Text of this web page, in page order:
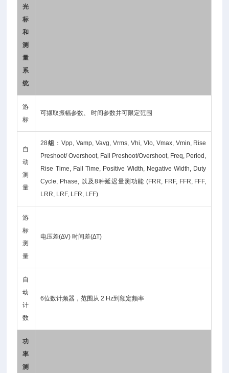
光
标
和
测
量
系
统
游
标
可撷取振幅参数、 时间参数并可限定范围
自
动
测
量
28组 ：Vpp, Vamp, Vavg, Vrms, Vhi, Vlo, Vmax, Vmin, Rise
Preshoot/ Overshoot, Fall Preshoot/Overshoot, Freq, Period,
Rise Time, Fall Time, Positive Width, Negative Width, Duty
Cycle, Phase, 以及8种延迟量测功能 (FRR, FRF, FFR, FFF,
LRR, LRF, LFR, LFF)
游
标
测
量
电压差(∆V) 时间差(∆T)
自
动
计
数
6位数计频器，范围从 2 Hz到额定频率
功
率
测